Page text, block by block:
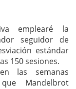
emplearé la
seguidor de
estándar
150 sesiones.
las semanas
Mandelbrot